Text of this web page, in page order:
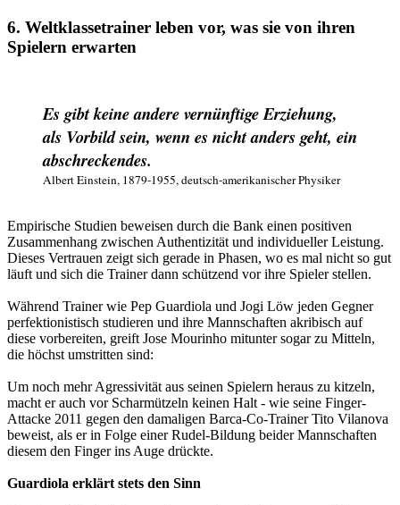
6. Weltklassetrainer leben vor, was sie von ihren
Spielern erwarten
Es gibt keine andere vernünftige Erziehung,
als Vorbild sein, wenn es nicht anders geht, ein
abschreckendes.
Albert Einstein, 1879-1955, deutsch-amerikanischer Physiker
Empirische Studien beweisen durch die Bank einen positiven
Zusammenhang zwischen Authentizität und individueller Leistung.
Dieses Vertrauen zeigt sich gerade in Phasen, wo es mal nicht so gut
läuft und sich die Trainer dann schützend vor ihre Spieler stellen.
Während Trainer wie Pep Guardiola und Jogi Löw jeden Gegner
perfektionistisch studieren und ihre Mannschaften akribisch auf
diese vorbereiten, greift Jose Mourinho mitunter sogar zu Mitteln,
die höchst umstritten sind:
Um noch mehr Agressivität aus seinen Spielern heraus zu kitzeln,
macht er auch vor Scharmützeln keinen Halt - wie seine Finger-
Attacke 2011 gegen den damaligen Barca-Co-Trainer Tito Vilanova
beweist, als er in Folge einer Rudel-Bildung beider Mannschaften
diesem den Finger ins Auge drückte.
Guardiola erklärt stets den Sinn